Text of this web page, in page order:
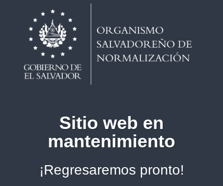
Sitio web en
mantenimiento
¡Regresaremos pronto!